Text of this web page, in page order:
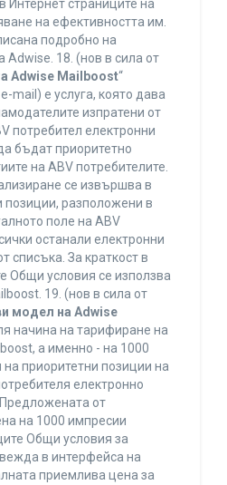
Интернет страниците на
на ефективността им.
подробно на
Adwise. 18. (нов в сила от
Adwise Mailboost“
mail) е услуга, която дава
изпратени от
потребител електронни
бъдат приоритетно
на ABV потребителите.
се извършва в
разположени в
поле на ABV
останали електронни
списъка. За краткост в
Общи условия се използва
19. (нов в сила от
модел на Adwise
начина на тарифиране на
а именно - на 1000
приоритетни позиции на
електронно
от
на 1000 импресии
Общи условия за
в интерфейса на
приемлива цена за